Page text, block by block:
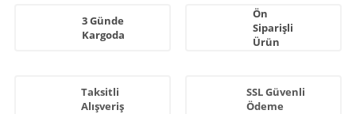
3 Günde
Kargoda
Ön
Siparişli
Ürün
Taksitli
Alışveriş
SSL Güvenli
Ödeme